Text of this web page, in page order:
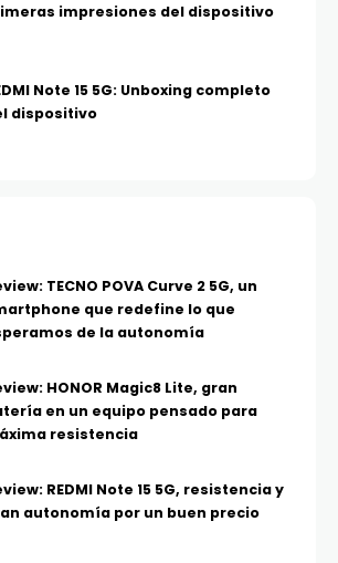
impresiones del dispositivo
Note 15 5G: Unboxing completo
dispositivo
TECNO POVA Curve 2 5G, un
que redefine lo que
de la autonomía
HONOR Magic8 Lite, gran
en un equipo pensado para
resistencia
REDMI Note 15 5G, resistencia y
autonomía por un buen precio